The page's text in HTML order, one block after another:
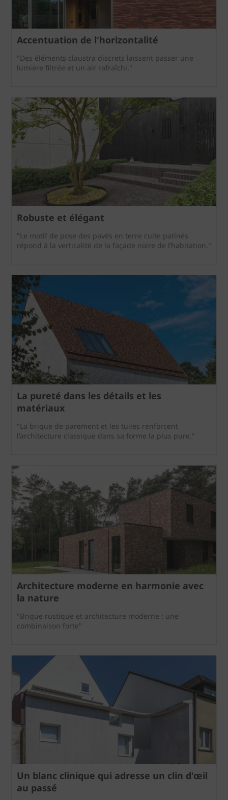
Accentuation de l'horizontalité
"Des éléments claustra discrets laissent passer une
lumière filtrée et un air rafraîchi."
Robuste et élégant
"Le motif de pose des pavés en terre cuite patinés
répond à la verticalité de la façade noire de l’habitation."
La pureté dans les détails et les
matériaux
"La brique de parement et les tuiles renforcent
l'architecture classique dans sa forme la plus pure."
Architecture moderne en harmonie avec
la nature
"Brique rustique et architecture moderne : une
combinaison forte"
Un blanc clinique qui adresse un clin d'œil
au passé